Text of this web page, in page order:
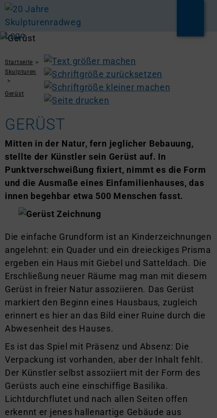
Startseite
Skulpturen
Gerüst
GERÜST
Mitten in der Natur, fern jeglicher Bebauung,
stellte der Künstler sein Gerüst auf. In
Punktverschweißung fixiert, nimmt es die Form
und die Ausmaße eines Einfamilienhauses, das
innen begehbar etwa 500 Menschen fasst.
Die einfache Grundform ist an Kinderzeichnungen
angelehnt: ein Quader und ein dreieckiges Prisma
ergeben ein Haus mit Giebel und Satteldach. Die
Erschließung neuer Räume mag man mit diesem
Gerüst in freier Natur assoziieren. Das Gerüst
markiert den Beginn eines Hausbaus, zugleich
erinnert es hier an das Bild einer Ruine durch die
Abwesenheit des Hauses.
Es ist das Spiel mit Präsenz und Absenz: Die
Verpackung ist vorhanden, aber der Inhalt fehlt.
Der Künstler selbst assoziiert mit der Form des
Gerüsts auch eine einschiffige Basilika.
Lichtdurchflutet und nach allen Seiten offen
erkennt er jenes hallenartige Gebäude aus